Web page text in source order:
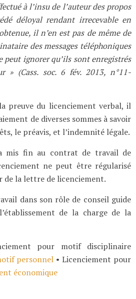
à l’insu de l’auteur des propos
déloyal rendant irrecevable en
il n’en est pas de même de
des messages téléphoniques
peut ignorer qu’ils sont enregistrés
» (Cass. soc. 6 fév. 2013, n°11-
preuve du licenciement verbal, il
de diverses sommes à savoir
le préavis, et l’indemnité légale.
mis fin au contrat de travail de
ne peut être régularisé
de la lettre de licenciement.
dans son rôle de conseil guide
de la charge de la
pour motif disciplinaire
personnel • Licenciement pour
économique